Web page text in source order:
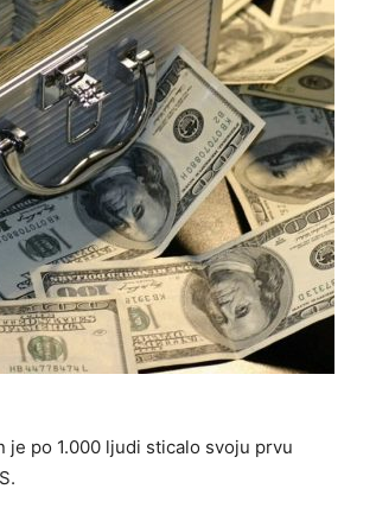
je po 1.000 ljudi sticalo svoju prvu